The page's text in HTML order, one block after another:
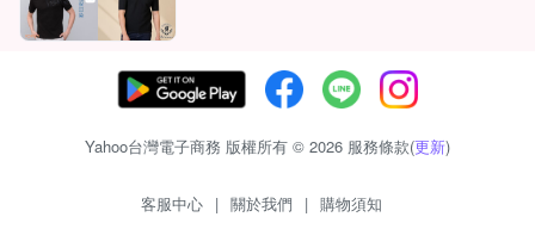
Yahoo台灣電子商務 版權所有 © 2026 服務條款(更新)
客服中心 | 關於我們 | 購物須知